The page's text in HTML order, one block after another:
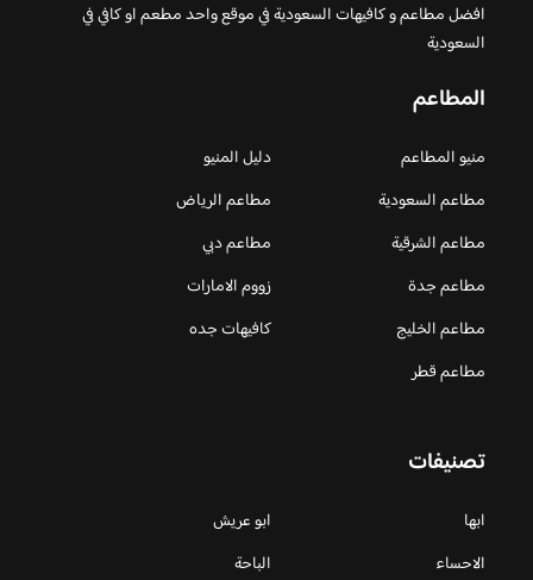
افضل مطاعم و كافيهات السعودية في موقع واحد مطعم او كافي في
السعودية
المطاعم
منيو المطاعم
دليل المنيو
مطاعم السعودية
مطاعم الرياض
مطاعم الشرقية
مطاعم دبي
مطاعم جدة
زووم الامارات
مطاعم الخليج
كافيهات جده
مطاعم قطر
تصنيفات
ابها
ابو عريش
الاحساء
الباحة